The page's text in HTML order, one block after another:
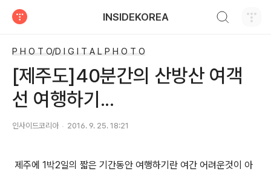
INSIDEKOREA
P H O T O/D I G I T A L P H O T O
[제주도]40분간의 산방산 여객
선 여행하기...
인사이드코리아 2016. 9. 25. 18:21
제주에 1박2일의 짧은 기간동안 여행하기란 여간 어려운것이 아